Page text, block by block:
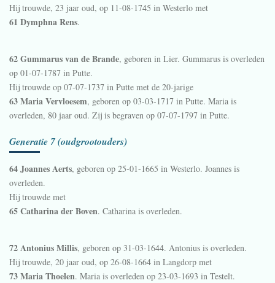
Hij trouwde, 23 jaar oud, op 11-08-1745 in Westerlo met
61 Dymphna Rens.
62 Gummarus van de Brande, geboren in Lier. Gummarus is overleden
op 01-07-1787 in Putte.
Hij trouwde op 07-07-1737 in Putte met de 20-jarige
63 Maria Vervloesem, geboren op 03-03-1717 in Putte. Maria is
overleden, 80 jaar oud. Zij is begraven op 07-07-1797 in Putte.
Generatie 7 (oudgrootouders)
64 Joannes Aerts, geboren op 25-01-1665 in Westerlo. Joannes is
overleden.
Hij trouwde met
65 Catharina der Boven. Catharina is overleden.
72 Antonius Millis, geboren op 31-03-1644. Antonius is overleden.
Hij trouwde, 20 jaar oud, op 26-08-1664 in Langdorp met
73 Maria Thoelen. Maria is overleden op 23-03-1693 in Testelt.